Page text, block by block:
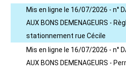
Mis en ligne le 16/07/2026 - n°
AUX BONS DEMENAGEURS -
stationnement rue Cécile
Mis en ligne le 16/07/2026 - n°
AUX BONS DEMENAGEURS -